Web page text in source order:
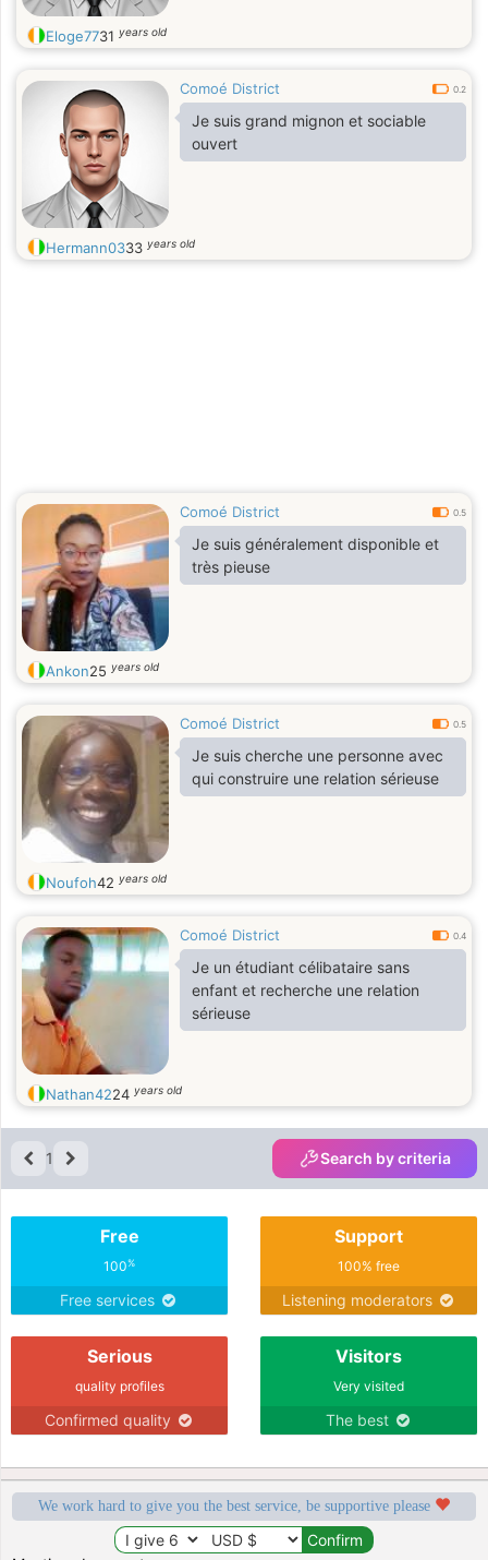
Eloge7731 years old
Comoé District 0.2
Je suis grand mignon et sociable
ouvert
Hermann0333 years old
Comoé District 0.5
Je suis généralement disponible et
très pieuse
Ankon25 years old
Comoé District 0.5
Je suis cherche une personne avec
qui construire une relation sérieuse
Noufoh42 years old
Comoé District 0.4
Je un étudiant célibataire sans
enfant et recherche une relation
sérieuse
Nathan4224 years old
1 Search by criteria
Free
100%
Free services
Support
100% free
Listening moderators
Serious
quality profiles
Confirmed quality
Visitors
Very visited
The best
We work hard to give you the best service, be supportive please